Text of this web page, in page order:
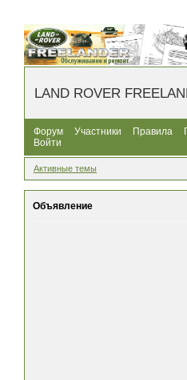
LAND ROVER
Форум Участники Правила
Войти
Активные темы
Объявление